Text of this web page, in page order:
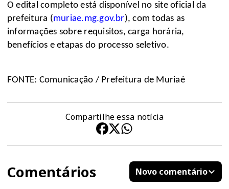
O edital completo está disponível no site oficial da
prefeitura (muriae.mg.gov.br), com todas as
informações sobre requisitos, carga horária,
benefícios e etapas do processo seletivo.
FONTE: Comunicação / Prefeitura de Muriaé
Compartilhe essa notícia
Comentários Novo comentário